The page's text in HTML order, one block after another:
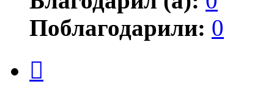
Поблагодарили: 0